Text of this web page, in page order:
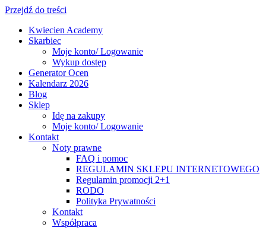
Przejdź do treści
Kwiecien Academy
Skarbiec
Moje konto/ Logowanie
Wykup dostęp
Generator Ocen
Kalendarz 2026
Blog
Sklep
Idę na zakupy
Moje konto/ Logowanie
Kontakt
Noty prawne
FAQ i pomoc
REGULAMIN SKLEPU INTERNETOWEGO
Regulamin promocji 2+1
RODO
Polityka Prywatności
Kontakt
Współpraca